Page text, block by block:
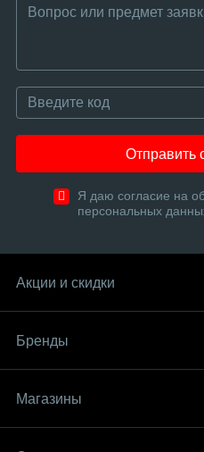
Отправить
Я даю согласие на
персональных
Акции и скидки
Бренды
Магазины